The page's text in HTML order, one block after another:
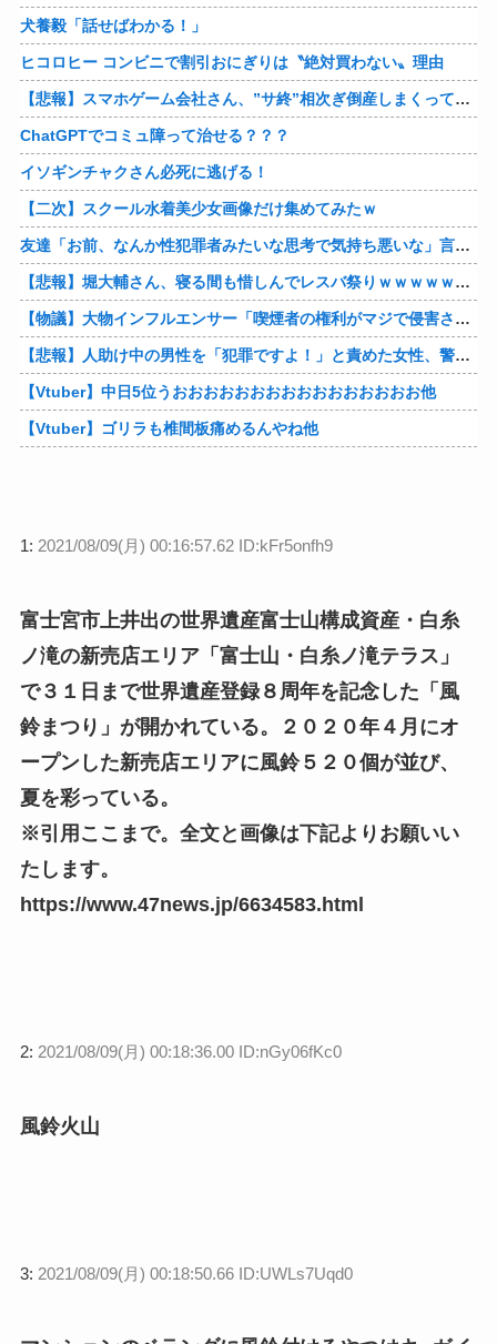
犬養毅「話せばわかる！」
ヒコロヒー コンビニで割引おにぎりは〝絶対買わない〟理由
【悲報】スマホゲーム会社さん、”サ終”相次ぎ倒産しまくってる模様
ChatGPTでコミュ障って治せる？？？
イソギンチャクさん必死に逃げる！
【二次】スクール水着美少女画像だけ集めてみたｗ
友達「お前、なんか性犯罪者みたいな思考で気持ち悪いな」言われたわ
【悲報】堀大輔さん、寝る間も惜しんでレスバ祭りｗｗｗｗｗｗｗｗｗｗｗｗｗｗｗｗｗｗｗｗｗｗｗｗ他
【物議】大物インフルエンサー「喫煙者の権利がマジで侵害されてる。いくら税金払ってるんだ」他
【悲報】人助け中の男性を「犯罪ですよ！」と責めた女性、警察が来た瞬間逃げる他
【Vtuber】中日5位うおおおおおおおおおおおおおおおお他
【Vtuber】ゴリラも椎間板痛めるんやね他
1: 2021/08/09(月) 00:16:57.62 ID:kFr5onfh9
富士宮市上井出の世界遺産富士山構成資産・白糸
ノ滝の新売店エリア「富士山・白糸ノ滝テラス」
で３１日まで世界遺産登録８周年を記念した「風
鈴まつり」が開かれている。２０２０年４月にオ
ープンした新売店エリアに風鈴５２０個が並び、
夏を彩っている。
※引用ここまで。全文と画像は下記よりお願いい
たします。
https://www.47news.jp/6634583.html
2: 2021/08/09(月) 00:18:36.00 ID:nGy06fKc0
風鈴火山
3: 2021/08/09(月) 00:18:50.66 ID:UWLs7Uqd0